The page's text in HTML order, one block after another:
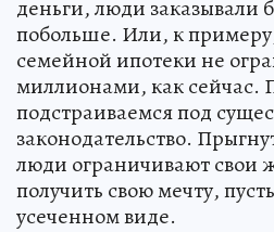
деньги, люди заказывали
побольше. Или, к
семейной ипотеки не
миллионами, как сейчас.
подстраиваемся под
законодательство.
люди ограничивают свои
получить свою мечту,
усеченном виде.